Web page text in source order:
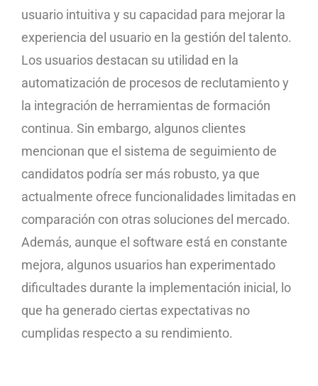
usuario intuitiva y su capacidad para mejorar la
experiencia del usuario en la gestión del talento.
Los usuarios destacan su utilidad en la
automatización de procesos de reclutamiento y
la integración de herramientas de formación
continua. Sin embargo, algunos clientes
mencionan que el sistema de seguimiento de
candidatos podría ser más robusto, ya que
actualmente ofrece funcionalidades limitadas en
comparación con otras soluciones del mercado.
Además, aunque el software está en constante
mejora, algunos usuarios han experimentado
dificultades durante la implementación inicial, lo
que ha generado ciertas expectativas no
cumplidas respecto a su rendimiento.